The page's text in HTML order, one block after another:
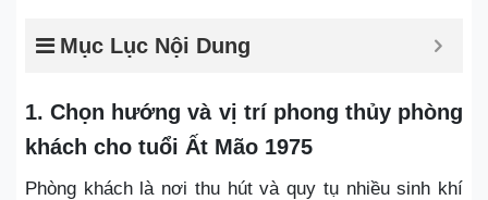
Mục Lục Nội Dung
1.Chọn hướng và vị trí phong thủy phòng
khách cho tuổi Ất Mão 1975
Phòng khách là nơi thu hút và quy tụ nhiều sinh khí